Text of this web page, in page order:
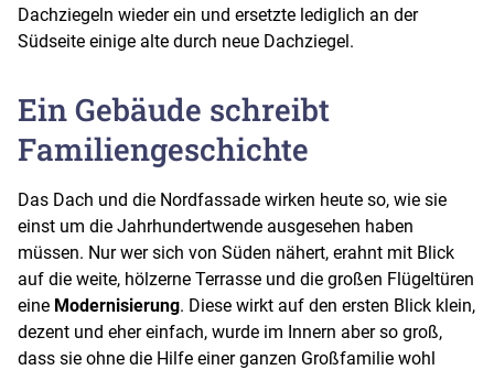
Dachziegeln wieder ein und ersetzte lediglich an der
Südseite einige alte durch neue Dachziegel.
Ein Gebäude schreibt
Familiengeschichte
Das Dach und die Nordfassade wirken heute so, wie sie
einst um die Jahrhundertwende ausgesehen haben
müssen. Nur wer sich von Süden nähert, erahnt mit Blick
auf die weite, hölzerne Terrasse und die großen Flügeltüren
eine Modernisierung. Diese wirkt auf den ersten Blick klein,
dezent und eher einfach, wurde im Innern aber so groß,
dass sie ohne die Hilfe einer ganzen Großfamilie wohl